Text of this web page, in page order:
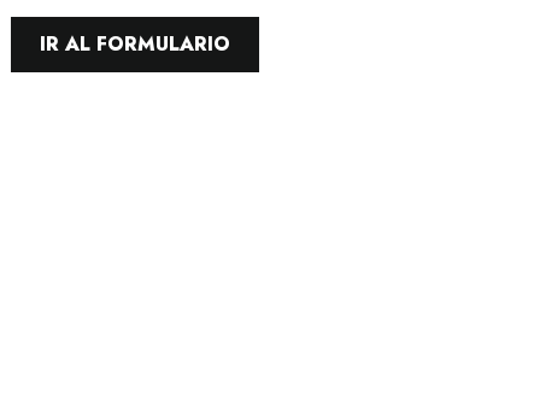
IR AL FORMULARIO